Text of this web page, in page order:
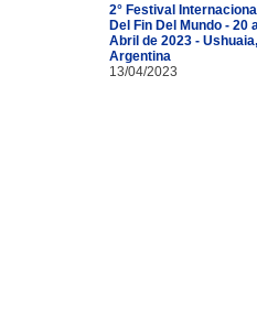
2° Festival
Del Fin Del Mundo - 20
Abril de 2023 - Ushuaia,
Argentina
13/04/2023